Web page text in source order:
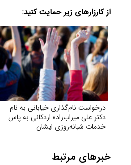
از کارزارهای زیر حمایت کنید:
درخواست نام‌گذاری خیابانی به نام
دکتر علی میراب‌زاده اردکانی به پاس
خدمات شبانه‌روزی ایشان
خبرهای مرتبط